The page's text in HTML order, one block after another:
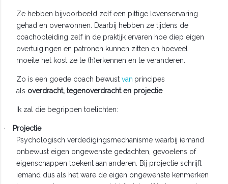
Ze hebben bijvoorbeeld zelf een pittige levenservaring
gehad en overwonnen. Daarbij hebben ze tijdens de
coachopleiding zelf in de praktijk ervaren hoe diep eigen
overtuigingen en patronen kunnen zitten en hoeveel
moeite het kost ze te (h)erkennen en te veranderen.
Zo is een goede coach bewust van principes
als overdracht, tegenoverdracht en projectie.
Ik zal die begrippen toelichten:
·
Projectie
Psychologisch verdedigingsmechanisme waarbij iemand
onbewust eigen ongewenste gedachten, gevoelens of
eigenschappen toekent aan anderen. Bij projectie schrijft
iemand dus als het ware de eigen ongewenste kenmerken